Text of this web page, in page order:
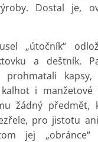
Dostal je,
„útočník“
a deštník.
kapsy,
i manžetové
žádný předmět,
pro jistotu
jej „obránce“